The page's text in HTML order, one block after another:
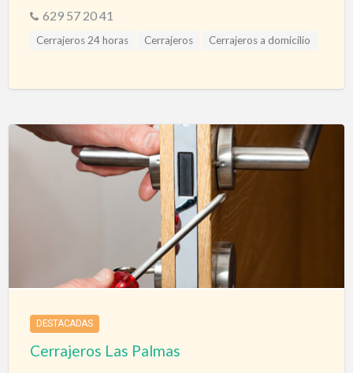
629 57 20 41
Cerrajeros 24 horas Cerrajeros
Cerrajeros a domicilio
DESTACADAS
Cerrajeros Las Palmas